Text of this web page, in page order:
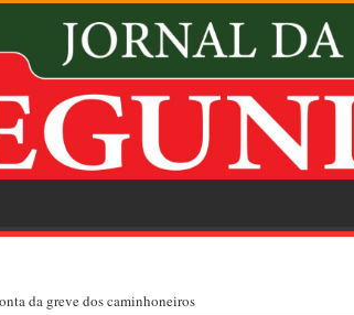
da greve dos caminhoneiros